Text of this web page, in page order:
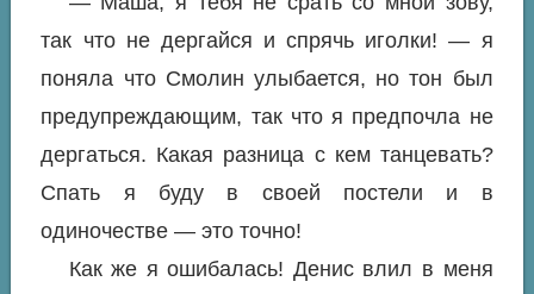
так что не дергайся и спрячь иголки! — я
поняла что Смолин улыбается, но тон был
предупреждающим, так что я предпочла не
дергаться. Какая разница с кем танцевать?
Спать я буду в своей постели и в
одиночестве — это точно!
Как же я ошибалась! Денис влил в меня